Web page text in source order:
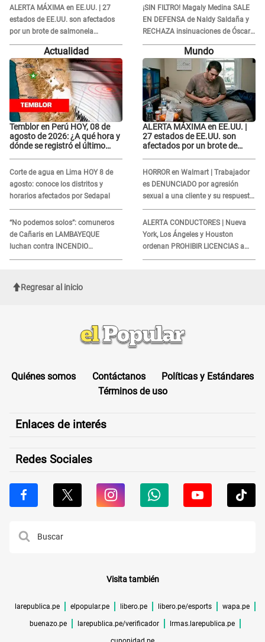
Bella Luz': "Se puso..."
ALERTA MÁXIMA en EE.UU. | 27
estados de EE.UU. son afectados
por un brote de salmonela
relacionado a un producto MUY
¡SIN FILTRO! Magaly Medina SALE
EN DEFENSA de Naldy Saldaña y
RECHAZA insinuaciones de Óscar
Custodio: “Es su problema...”
Actualidad
Temblor en Perú HOY, 08 de
agosto de 2026: ¿A qué hora y
dónde se registró el último
Corte de agua en Lima HOY 8 de
agosto: conoce los distritos y
horarios afectados por Sedapal
“No podemos solos”: comuneros
de Cañaris en LAMBAYEQUE
luchan contra INCENDIO
FORESTAL que sigue avanzando
Mundo
ALERTA MÁXIMA en EE.UU. |
27 estados de EE.UU. son
afectados por un brote de
HORROR en Walmart | Trabajador
es DENUNCIADO por agresión
sexual a una cliente y su respuesta
INDIGNÓ A TODOS
ALERTA CONDUCTORES | Nueva
York, Los Ángeles y Houston
ordenan PROHIBIR LICENCIAS a
quienes no presenten ESTE
Regresar al inicio
Quiénes somos Contáctanos
Políticas y Estándares
Términos de uso
Enlaces de interés
Redes Sociales
Visita también
larepublica.pe elpopular.pe libero.pe libero.pe/esports wapa.pe
buenazo.pe larepublica.pe/verificador lrmas.larepublica.pe